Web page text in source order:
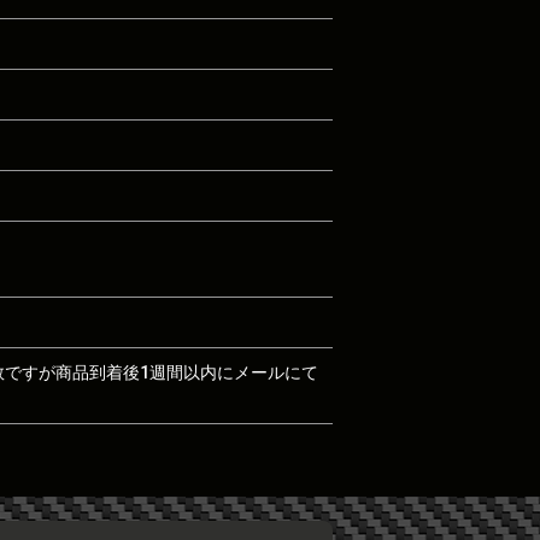
すが商品到着後1週間以内にメールにて